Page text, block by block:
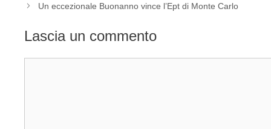
Un eccezionale Buonanno vince l’Ept di Monte Carlo
Lascia un commento